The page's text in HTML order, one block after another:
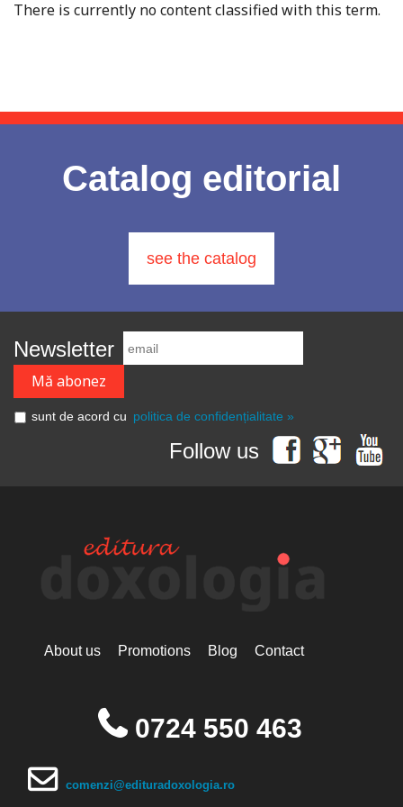
There is currently no content classified with this term.
Catalog editorial
see the catalog
Newsletter
sunt de acord cu politica de confidențialitate »
Follow us
About us Promotions Blog Contact
0724 550 463
comenzi@edituradoxologia.ro